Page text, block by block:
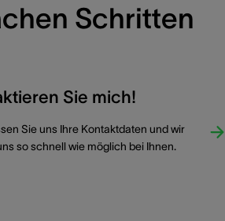
Schritten
Sie mich!
Sie uns Ihre Kontaktdaten und wir
so schnell wie möglich bei Ihnen.